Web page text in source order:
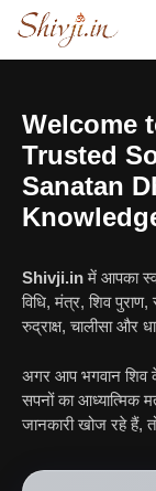
Skip
content
Welcome
Trusted
Sanatan
Shivji.inमें आपका
विधि, मंत्र, शिव
रुद्राक्ष, चालीसा और
अगर आप भगवान शिव
सपनों का आध्यात्मिक
जानकारी खोज रहे हैं,